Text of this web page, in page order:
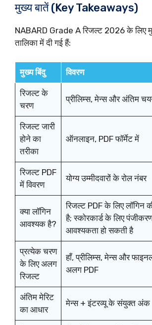
मुख्य बातें (Key Takeaways)
NABARD Grade A रिजल्ट 2026 के लिए
तालिका में दी गई हैं:
मुख्य बिंदु विवरण
रिजल्ट के
चरण
प्रीलिम्स, मेन्स और अंतिम
रिजल्ट जारी
होने का
तरीका
ऑनलाइन, PDF फॉर्मेट में
रिजल्ट PDF
में विवरण
योग्य उम्मीदवारों के रोल नंबर
क्या लॉगिन
आवश्यक है?
रिजल्ट PDF के लिए लॉगिन
है; स्कोरकार्ड के लिए
आवश्यकता हो सकती है
प्रत्येक चरण
के लिए अलग
रिजल्ट
हाँ, प्रीलिम्स, मेन्स और
अलग PDF
अंतिम मेरिट
का आधार
मेन्स + इंटरव्यू के संयुक्त अंक